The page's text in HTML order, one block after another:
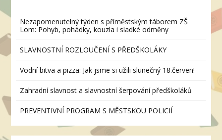
Nezapomenutelný týden s příměstským táborem ZŠ
Lom: Pohyb, pohádky, kouzla i sladké odměny
SLAVNOSTNÍ ROZLOUČENÍ S PŘEDŠKOLÁKY
Vodní bitva a pizza: Jak jsme si užili slunečný 18.červen!
Zahradní slavnost a slavnostní šerpování předškoláků
PREVENTIVNÍ PROGRAM S MĚSTSKOU POLICIÍ